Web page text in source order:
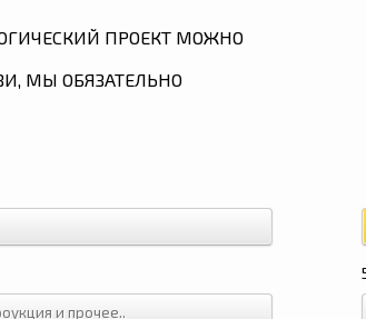
ПРОЕКТ МОЖНО
МЫ ОБЯЗАТЕЛЬНО